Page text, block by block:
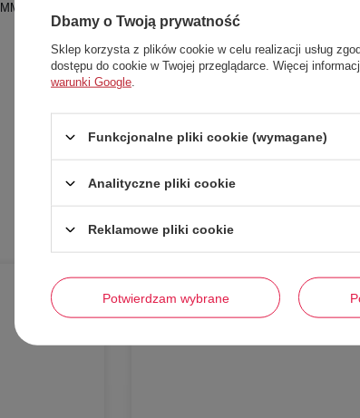
Stwórz
49%
Dbamy o Twoją prywatność
Sklep korzysta z plików cookie w celu realizacji usług
dostępu do cookie w Twojej przeglądarce. Więcej
warunki Google
Funkcjonalne pliki cookie (wymagane)
Analityczne pliki cookie
Reklamowe pliki cookie
Potwierdzam wybrane